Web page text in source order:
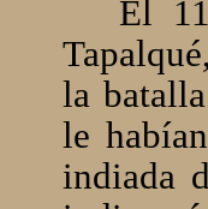
El
la
le
indiada